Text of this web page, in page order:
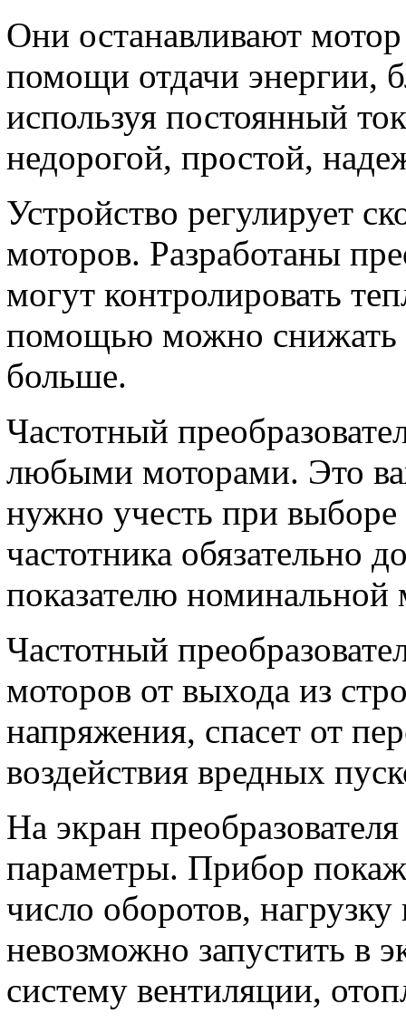
Они останавливают
помощи отдачи энергии,
используя постоянный
недорогой, простой,
Устройство регулирует
моторов. Разработаны
могут контролировать
помощью можно снижать
больше.
Частотный
любыми моторами. Это
нужно учесть при
частотника обязательно
показателю номинальной
Частотный
моторов от выхода из
напряжения, спасет от
воздействия вредных
На экран
параметры. Прибор
число оборотов, нагрузку
невозможно запустить в
систему вентиляции,